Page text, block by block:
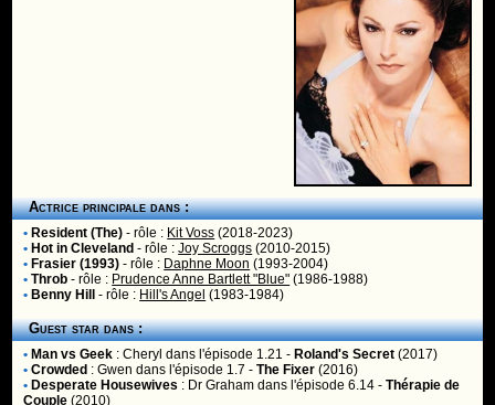
Actrice principale dans :
• Resident (The) - rôle : Kit Voss (2018-2023)
• Hot in Cleveland - rôle :Joy Scroggs (2010-2015)
• Frasier (1993) - rôle : Daphne Moon (1993-2004)
• Throb - rôle : Prudence Anne Bartlett "Blue" (1986-1988)
• Benny Hill - rôle : Hill's Angel (1983-1984)
Guest star dans :
• Man vs Geek :Cheryl dans l'épisode 1.21 - Roland's Secret (2017)
• Crowded :Gwen dans l'épisode 1.7 -The Fixer (2016)
• Desperate Housewives : Dr Graham dans l'épisode 6.14 -Thérapie de
Couple (2010)